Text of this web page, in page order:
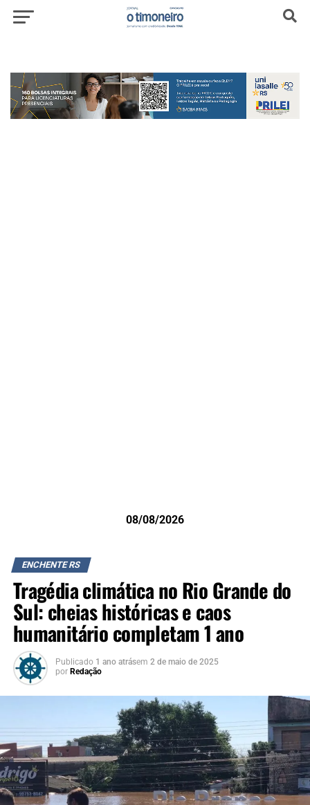
08/08/2026
ENCHENTE RS
Tragédia climática no Rio Grande do
Sul: cheias históricas e caos
humanitário completam 1 ano
Publicado 1 ano atrásem 2 de maio de 2025
por Redação